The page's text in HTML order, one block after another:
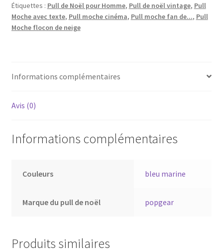
Étiquettes : Pull de Noël pour Homme, Pull de noël vintage, Pull
Moche avec texte, Pull moche cinéma, Pull moche fan de..., Pull
Moche flocon de neige
Informations complémentaires
Avis (0)
Informations complémentaires
Couleurs bleu marine
Marque du pull de noël popgear
Produits similaires